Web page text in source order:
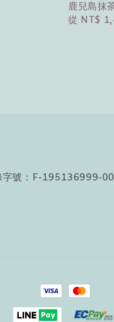
鹿兒島抹
Regular
從 NT$
字號：F-195136999-